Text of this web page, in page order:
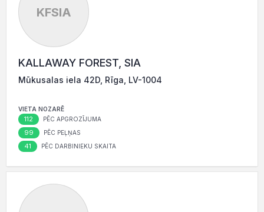
KFSIA
KALLAWAY FOREST, SIA
Mūkusalas iela 42D, Rīga, LV-1004
VIETA NOZARĒ
112 PĒC APGROZĪJUMA
99 PĒC PEĻŅAS
41 PĒC DARBINIEKU SKAITA